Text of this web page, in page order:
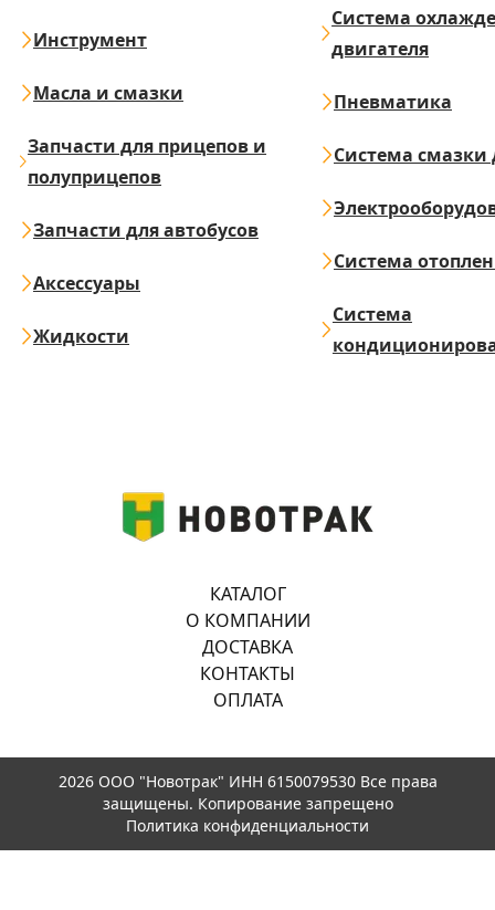
Инструмент
Масла и смазки
Запчасти для прицепов и
полуприцепов
Запчасти для автобусов
Аксессуары
Жидкости
Система
двигателя
Пневматика
Система смазки
Система
Система
КАТАЛОГ
О КОМПАНИИ
ДОСТАВКА
КОНТАКТЫ
ОПЛАТА
2026 ООО "Новотрак" ИНН 6150079530 Все права
защищены. Копирование запрещено
Политика конфиденциальности